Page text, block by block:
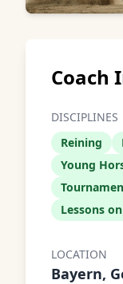
Coach
DISCIPLINES
Reining
Young
Lessons
LOCATION
Bayern,